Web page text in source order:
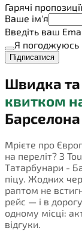
Гарячі пропозиції
Ваше ім'я
Введіть ваш
Я погоджуюсь
Підписатися
Швидка
квитком
Барселона
Мрієте про
на переліт? З
Татарбунари -
піцу. Жодних
раптом не
рейс — і в
одному місці:
відгуки.